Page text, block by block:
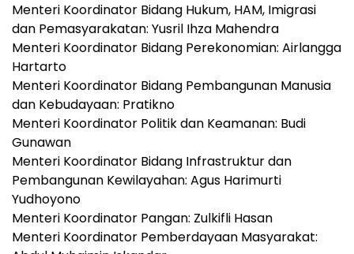
Menteri Koordinator Bidang Hukum, HAM, Imigrasi
dan Pemasyarakatan: Yusril Ihza Mahendra
Menteri Koordinator Bidang Perekonomian: Airlangga
Hartarto
Menteri Koordinator Bidang Pembangunan Manusia
dan Kebudayaan: Pratikno
Menteri Koordinator Politik dan Keamanan: Budi
Gunawan
Menteri Koordinator Bidang Infrastruktur dan
Pembangunan Kewilayahan: Agus Harimurti
Yudhoyono
Menteri Koordinator Pangan: Zulkifli Hasan
Menteri Koordinator Pemberdayaan Masyarakat: